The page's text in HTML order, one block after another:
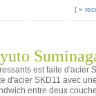
[ »
est faite
d'acier SKD11 avec
entre deux